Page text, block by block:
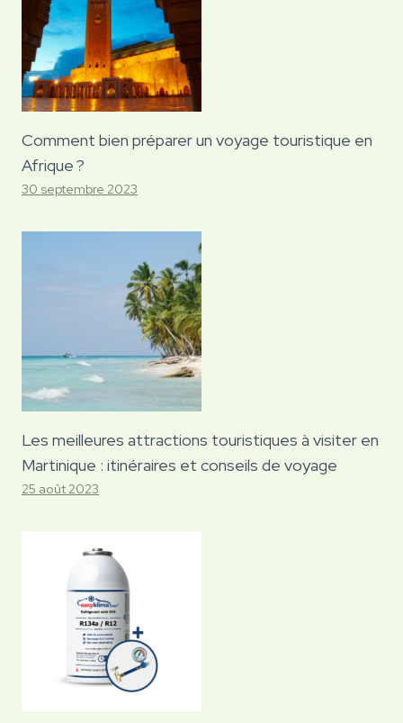
Comment bien préparer un voyage touristique en
Afrique ?
30 septembre 2023
Les meilleures attractions touristiques à visiter en
Martinique : itinéraires et conseils de voyage
25 août 2023